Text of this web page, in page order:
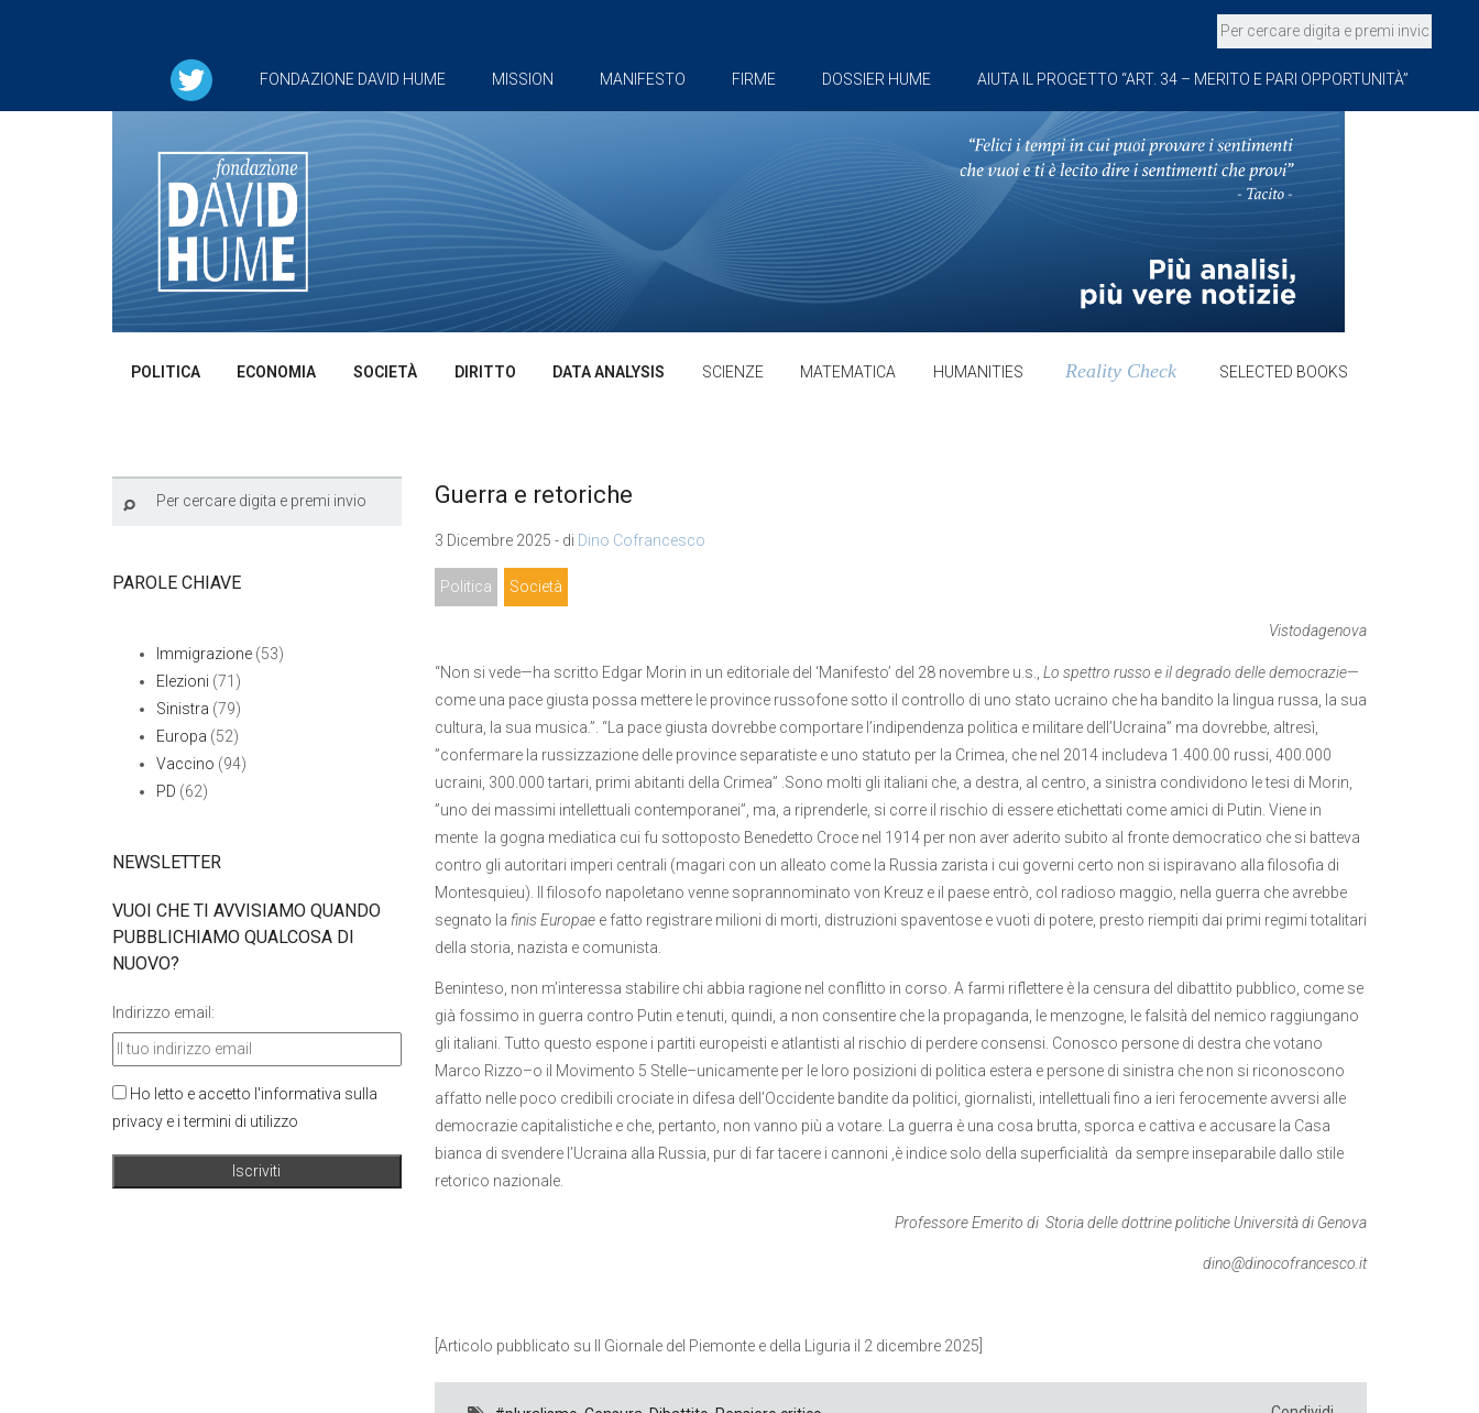
FONDAZIONE DAVID HUME MISSION MANIFESTO FIRME DOSSIER HUME AIUTA IL PROGETTO “ART. 34 – MERITO E PARI OPPORTUNITÀ”
POLITICA ECONOMIA SOCIETÀ DIRITTO DATA ANALYSIS SCIENZE MATEMATICA HUMANITIES Reality Check SELECTED BOOKS
Guerra e retoriche
3 Dicembre 2025 - di Dino Cofrancesco
Politica Società
Vistodagenova
“Non si vede—ha scritto Edgar Morin in un editoriale del ‘Manifesto’ del 28 novembre u.s., Lo spettro russo e il degrado delle democrazie—
come una pace giusta possa mettere le province russofone sotto il controllo di uno stato ucraino che ha bandito la lingua russa, la sua
cultura, la sua musica.”. “La pace giusta dovrebbe comportare l’indipendenza politica e militare dell’Ucraina” ma dovrebbe, altresì,
”confermare la russizzazione delle province separatiste e uno statuto per la Crimea, che nel 2014 includeva 1.400.00 russi, 400.000
ucraini, 300.000 tartari, primi abitanti della Crimea” .Sono molti gli italiani che, a destra, al centro, a sinistra condividono le tesi di Morin,
”uno dei massimi intellettuali contemporanei”, ma, a riprenderle, si corre il rischio di essere etichettati come amici di Putin. Viene in
mente la gogna mediatica cui fu sottoposto Benedetto Croce nel 1914 per non aver aderito subito al fronte democratico che si batteva
contro gli autoritari imperi centrali (magari con un alleato come la Russia zarista i cui governi certo non si ispiravano alla filosofia di
Montesquieu). Il filosofo napoletano venne soprannominato von Kreuz e il paese entrò, col radioso maggio, nella guerra che avrebbe
segnato la finis Europae e fatto registrare milioni di morti, distruzioni spaventose e vuoti di potere, presto riempiti dai primi regimi totalitari
della storia, nazista e comunista.
Beninteso, non m’interessa stabilire chi abbia ragione nel conflitto in corso. A farmi riflettere è la censura del dibattito pubblico, come se
già fossimo in guerra contro Putin e tenuti, quindi, a non consentire che la propaganda, le menzogne, le falsità del nemico raggiungano
gli italiani. Tutto questo espone i partiti europeisti e atlantisti al rischio di perdere consensi. Conosco persone di destra che votano
Marco Rizzo–o il Movimento 5 Stelle–unicamente per le loro posizioni di politica estera e persone di sinistra che non si riconoscono
affatto nelle poco credibili crociate in difesa dell’Occidente bandite da politici, giornalisti, intellettuali fino a ieri ferocemente avversi alle
democrazie capitalistiche e che, pertanto, non vanno più a votare. La guerra è una cosa brutta, sporca e cattiva e accusare la Casa
bianca di svendere l’Ucraina alla Russia, pur di far tacere i cannoni ,è indice solo della superficialità da sempre inseparabile dallo stile
retorico nazionale.
Professore Emerito di Storia delle dottrine politiche Università di Genova
dino@dinocofrancesco.it
[Articolo pubblicato su Il Giornale del Piemonte e della Liguria il 2 dicembre 2025]
PAROLE CHIAVE
Immigrazione (53)
Elezioni (71)
Sinistra (79)
Europa (52)
Vaccino (94)
PD (62)
NEWSLETTER
VUOI CHE TI AVVISIAMO QUANDO
PUBBLICHIAMO QUALCOSA DI
NUOVO?
Indirizzo email:
Ho letto e accetto l'informativa sulla
privacy e i termini di utilizzo